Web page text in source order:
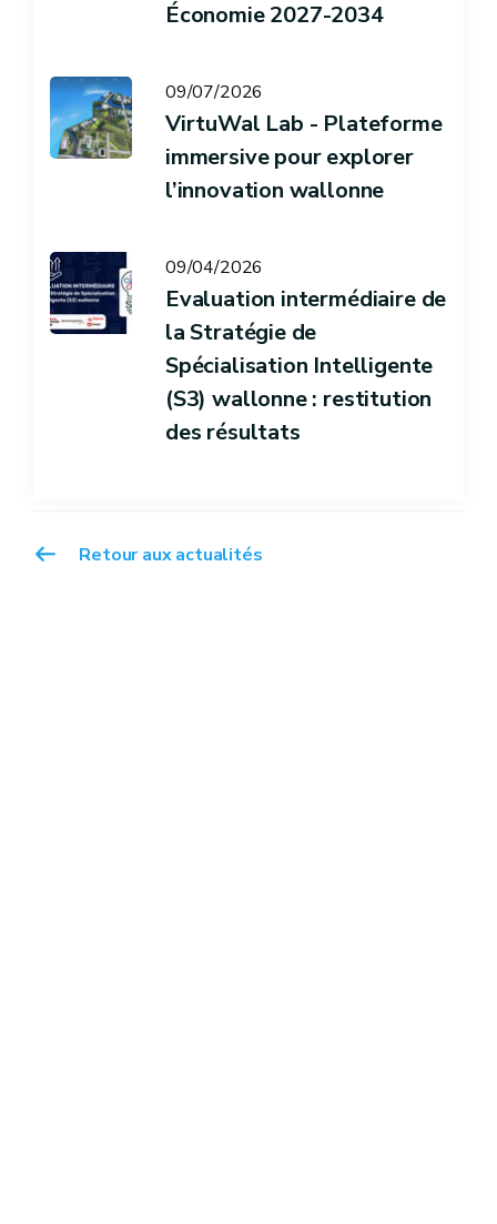
Retour aux actualités
Économie 2027-2034
09/07/2026
VirtuWal Lab - Plateforme
immersive pour explorer
l’innovation wallonne
09/04/2026
Evaluation intermédiaire de
la Stratégie de
Spécialisation Intelligente
(S3) wallonne : restitution
des résultats